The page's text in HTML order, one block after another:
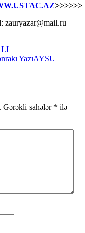
>>>>>>
YazıAYSU
Gərəkli sahələr * ilə